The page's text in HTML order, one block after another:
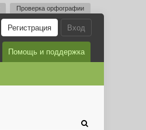
Проверка орфографии
Вход
Регистрация
Помощь и поддержка